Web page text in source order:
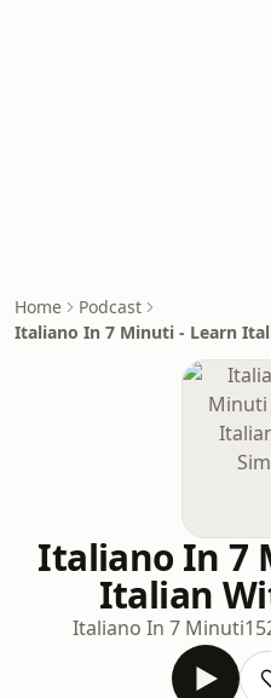
Home
Podcast
Italiano In 7 Minuti - Learn
Italiano In 7
Italian
Italiano In 7 Minuti